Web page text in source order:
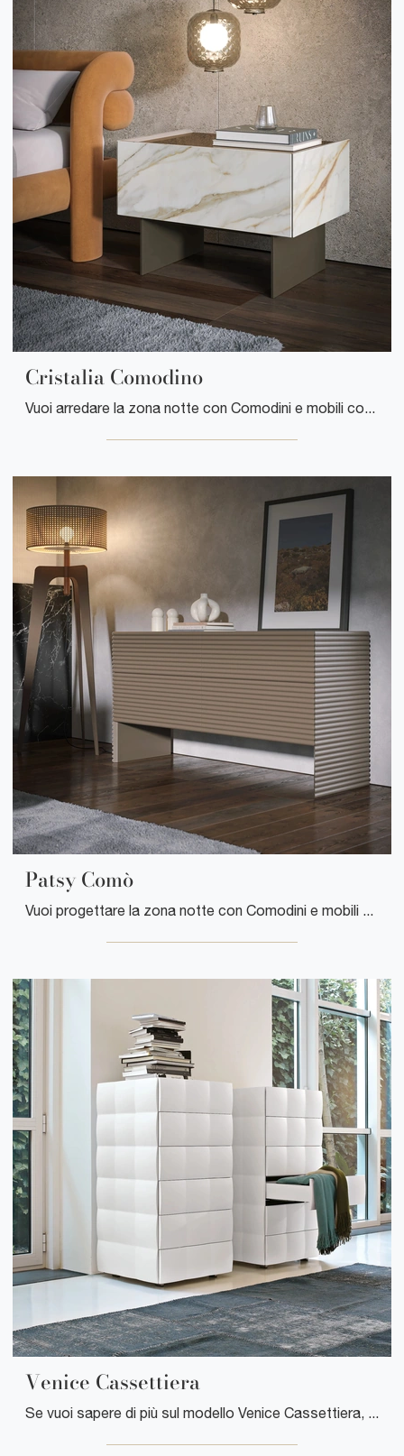
Cristalia Comodino
Vuoi arredare la zona notte con Comodini e mobili con cassetti di Tonin Casa? Ecco qui il modello Cristalia Comodino in vetro per spazi moderni.
Patsy Comò
Vuoi progettare la zona notte con Comodini e mobili con cassetti di Tonin Casa? Eccoti il modello Patsy Comò in laccato opaco per spazi design.
Venice Cassettiera
Se vuoi sapere di più sul modello Venice Cassettiera, clicca e scopri i Comodini e comò Tonin Casa ideali per la tua camera da letto.